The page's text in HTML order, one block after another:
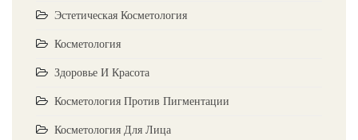
Эстетическая Косметология
Косметология
Здоровье И Красота
Косметология Против Пигментации
Косметология Для Лица